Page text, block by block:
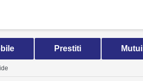
Prestiti Mutui